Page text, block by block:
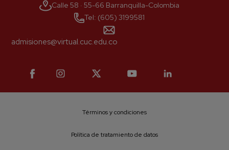
Número celular *
Enviar
Calle 58 · 55-66 Barranquilla-Colombia
Tel: (605) 3199581
admisiones@virtual.cuc.edu.co
Términos y condiciones
Política de tratamiento de datos